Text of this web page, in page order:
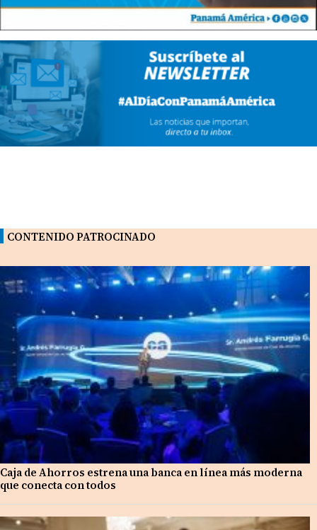
CONTENIDO PATROCINADO
Caja de Ahorros estrena una banca en línea más moderna
que conecta con todos